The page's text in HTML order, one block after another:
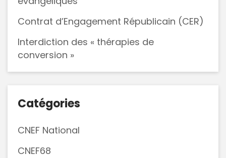
Contrat d’Engagement Républicain (CER)
Interdiction des « thérapies de
conversion »
Catégories
CNEF National
CNEF68